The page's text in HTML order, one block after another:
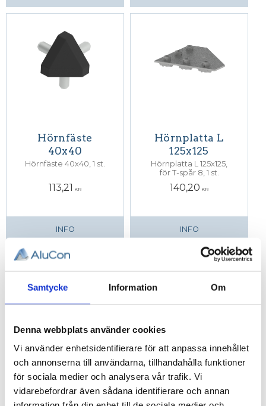
Samtycke Information Om
Denna webbplats använder cookies
Vi använder enhetsidentifierare för att anpassa innehållet
och annonserna till användarna, tillhandahålla funktioner
för sociala medier och analysera vår trafik. Vi
vidarebefordrar även sådana identifierare och annan
Hörnfäste
40x40
Hörnfäste 40x40, 1 st.
113,21 KR
INFO
Hörnplatta L
125x125
Hörnplatta L 125x125,
för T-spår 8, 1 st.
140,20 KR
INFO
Hörnplatta T
150x125
Hörnplatta T
200X169, T-
spår 8